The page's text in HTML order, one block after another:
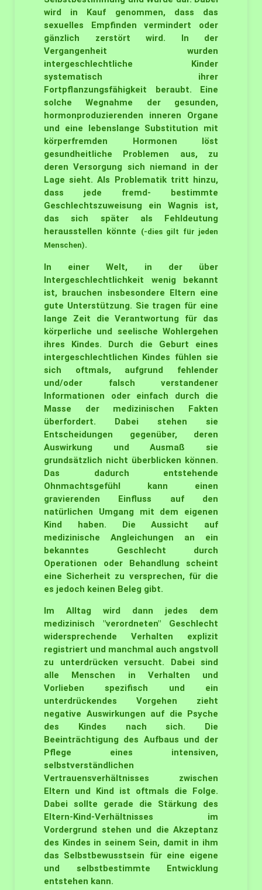
wird in Kauf genommen, dass das
sexuelles Empfinden vermindert oder
gänzlich zerstört wird. In der
Vergangenheit wurden
intergeschlechtliche Kinder
systematisch ihrer
Fortpflanzungsfähigkeit beraubt. Eine
solche Wegnahme der gesunden,
hormonproduzierenden inneren Organe
und eine lebenslange Substitution mit
körperfremden Hormonen löst
gesundheitliche Problemen aus, zu
deren Versorgung sich niemand in der
Lage sieht. Als Problematik tritt hinzu,
dass jede fremd- bestimmte
Geschlechtszuweisung ein Wagnis ist,
das sich später als Fehldeutung
herausstellen könnte
(-dies gilt für jeden
Menschen).
In einer Welt, in der über
Intergeschlechtlichkeit wenig bekannt
ist, brauchen insbesondere Eltern eine
gute Unterstützung. Sie tragen für eine
lange Zeit die Verantwortung für das
körperliche und seelische Wohlergehen
ihres Kindes. Durch die Geburt eines
intergeschlechtlichen Kindes fühlen sie
sich oftmals, aufgrund fehlender
und/oder falsch verstandener
Informationen oder einfach durch die
Masse der medizinischen Fakten
überfordert. Dabei stehen sie
Entscheidungen gegenüber, deren
Auswirkung und Ausmaß sie
grundsätzlich nicht überblicken können.
Das dadurch entstehende
Ohnmachtsgefühl kann einen
gravierenden Einfluss auf den
natürlichen Umgang mit dem eigenen
Kind haben. Die Aussicht auf
medizinische Angleichungen an ein
bekanntes Geschlecht durch
Operationen oder Behandlung scheint
eine Sicherheit zu versprechen, für die
es jedoch keinen Beleg gibt.
Im Alltag wird dann jedes dem
medizinisch "verordneten" Geschlecht
widersprechende Verhalten explizit
registriert und manchmal auch angstvoll
zu unterdrücken versucht. Dabei sind
alle Menschen in Verhalten und
Vorlieben spezifisch und ein
unterdrückendes Vorgehen zieht
negative Auswirkungen auf die Psyche
des Kindes nach sich. Die
Beeinträchtigung des Aufbaus und der
Pflege eines intensiven,
selbstverständlichen
Vertrauensverhältnisses zwischen
Eltern und Kind ist oftmals die Folge.
Dabei sollte gerade die Stärkung des
Eltern-Kind-Verhältnisses im
Vordergrund stehen und die Akzeptanz
des Kindes in seinem Sein, damit in ihm
das Selbstbewusstsein für eine eigene
und selbstbestimmte Entwicklung
entstehen kann.